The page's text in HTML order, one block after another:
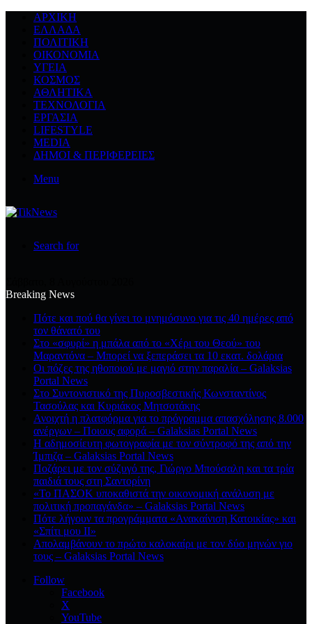
ΑΡΧΙΚΉ
ΕΛΛΆΔΑ
ΠΟΛΙΤΙΚΉ
ΟΙΚΟΝΟΜΊΑ
ΥΓΕΊΑ
ΚΌΣΜΟΣ
ΑΘΛΗΤΙΚΆ
ΤΕΧΝΟΛΟΓΙΆ
ΕΡΓΑΣΊΑ
LIFESTYLE
MEDIA
ΔΉΜΟΙ & ΠΕΡΙΦΈΡΕΙΕΣ
Menu
Search for
Breaking News
Πότε και πού θα γίνει το μνημόσυνο για τις 40 ημέρες από
τον θάνατό του
Στο «σφυρί» η μπάλα από το «Χέρι του Θεού» του
Μαραντόνα – Μπορεί να ξεπεράσει τα 10 εκατ. δολάρια
Οι πόζες της ηθοποιού με μαγιό στην παραλία – Galaksias
Portal News
Στο Συντονιστικό της Πυροσβεστικής Κωνσταντίνος
Τασούλας και Κυριάκος Μητσοτάκης
Ανοιχτή η πλατφόρμα για το πρόγραμμα απασχόλησης 8.000
ανέργων – Ποιους αφορά – Galaksias Portal News
Η αδημοσίευτη φωτογραφία με τον σύντροφό της από την
Ίμπιζα – Galaksias Portal News
Ποζάρει με τον σύζυγό της, Γιώργο Μπούσαλη και τα τρία
παιδιά τους στη Σαντορίνη
«Το ΠΑΣΟΚ υποκαθιστά την οικονομική ανάλυση με
πολιτική προπαγάνδα» – Galaksias Portal News
Πότε λήγουν τα προγράμματα «Ανακαίνιση Κατοικίας» και
«Σπίτι μου ΙΙ»
Απολαμβάνουν το πρώτο καλοκαίρι με τον δύο μηνών γιο
τους – Galaksias Portal News
Follow
Facebook
X
YouTube